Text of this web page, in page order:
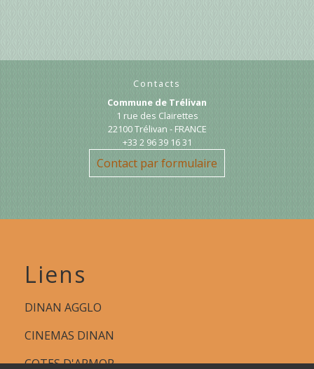
Contacts
Commune de Trélivan
1 rue des Clairettes
22100 Trélivan - FRANCE
+33 2 96 39 16 31
Contact par formulaire
Liens
DINAN AGGLO
CINEMAS DINAN
COTES D'ARMOR